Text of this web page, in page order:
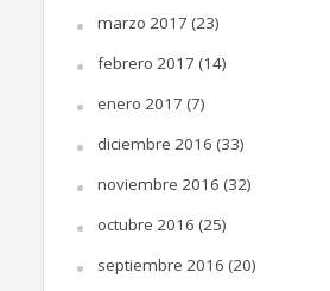
marzo 2017 (23)
febrero 2017 (14)
enero 2017 (7)
diciembre 2016 (33)
noviembre 2016 (32)
octubre 2016 (25)
septiembre 2016 (20)